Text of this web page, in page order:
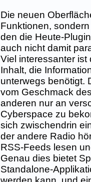
Die neuen
Funktionen,
den die Heute-
auch nicht damit
Viel interessanter
Inhalt, die
unterwegs benötigt.
vom Geschmack
anderen nur an
Cyberspace zu
sich zwischendrin
der andere Radio
RSS-Feeds lesen
Genau dies bietet
Standalone-